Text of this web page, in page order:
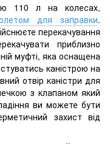
110 л на колесах,
для заправки.
перекачування
приблизно
муфті, яка оснащена
каністрою на
отвір каністри для
з клапаном який
ви можете бути
захист від